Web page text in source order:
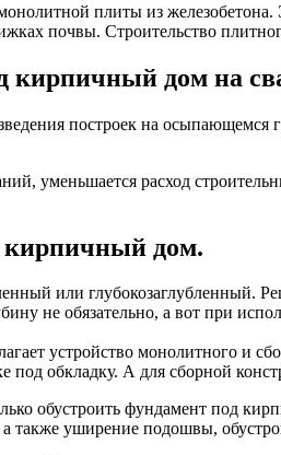
плиты из железобетона.
почвы. Строительство
кирпичный дом на
построек на
уменьшается расход
дом.
или глубокозаглубленный.
не обязательно, а вот при
устройство монолитного и
под обкладку. А для сборной
обустроить фундамент под
также уширение подошвы,